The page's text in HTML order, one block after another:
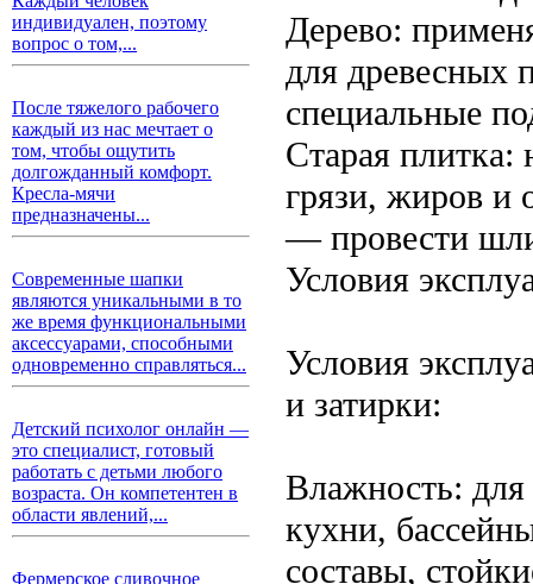
индивидуален, поэтому
вопрос о том,...
После тяжелого рабочего
каждый из нас мечтает о
том, чтобы ощутить
долгожданный комфорт.
Кресла-мячи
предназначены...
Современные шапки
являются уникальными в то
же время функциональными
аксессуарами, способными
одновременно справляться...
Детский психолог онлайн —
это специалист, готовый
работать с детьми любого
возраста. Он компетентен в
области явлений,...
Фермерское сливочное
Дерево:
для древесных
специальные
Старая плитка:
грязи, жиров и
— провести
Условия
Условия
и затирки:
Влажность:
кухни,
составы,